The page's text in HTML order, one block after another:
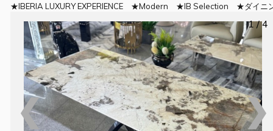
IBERIA LUXURY EXPERIENCE Modern IB Selection ダイニ
1 / 4
❮ ❯